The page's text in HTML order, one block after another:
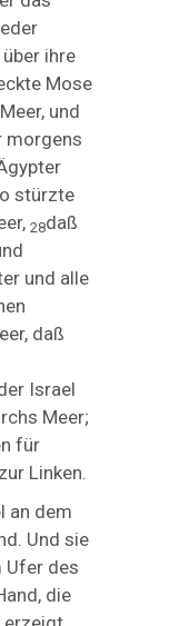
ihre
Mose
und
morgens
stürzte
28daß
und alle
daß
Israel
Meer;
für
Linken.
an dem
Und sie
Ufer des
die